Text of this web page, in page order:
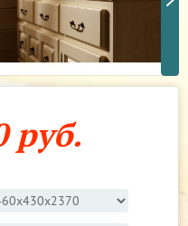
руб.